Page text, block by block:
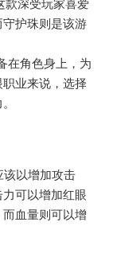
在角色身上，为
业来说，选择
以增加攻击
可以增加红眼
血量则可以增